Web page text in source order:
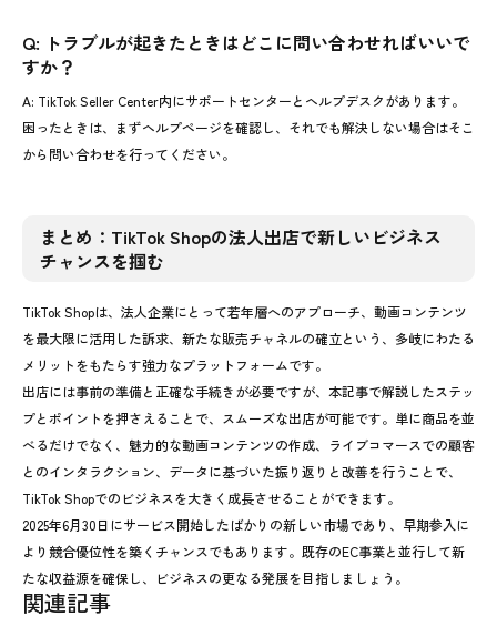
Q: トラブルが起きたときはどこに問い合わせればいいで
すか？
A: TikTok Seller Center内にサポートセンターとヘルプデスクがあります。
困ったときは、まずヘルプページを確認し、それでも解決しない場合はそこ
から問い合わせを行ってください。
まとめ：TikTok Shopの法人出店で新しいビジネス
チャンスを掴む
TikTok Shopは、法人企業にとって若年層へのアプローチ、動画コンテンツ
を最大限に活用した訴求、新たな販売チャネルの確立という、多岐にわたる
メリットをもたらす強力なプラットフォームです。
出店には事前の準備と正確な手続きが必要ですが、本記事で解説したステッ
プとポイントを押さえることで、スムーズな出店が可能です。単に商品を並
べるだけでなく、魅力的な動画コンテンツの作成、ライブコマースでの顧客
とのインタラクション、データに基づいた振り返りと改善を行うことで、
TikTok Shopでのビジネスを大きく成長させることができます。
2025年6月30日にサービス開始したばかりの新しい市場であり、早期参入に
より競合優位性を築くチャンスでもあります。既存のEC事業と並行して新
たな収益源を確保し、ビジネスの更なる発展を目指しましょう。
関連記事